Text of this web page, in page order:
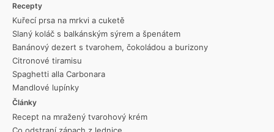
Recepty
Kuřecí prsa na mrkvi a cuketě
Slaný koláč s balkánským sýrem a špenátem
Banánový dezert s tvarohem, čokoládou a burizony
Citronové tiramisu
Spaghetti alla Carbonara
Mandlové lupínky
Články
Recept na mražený tvarohový krém